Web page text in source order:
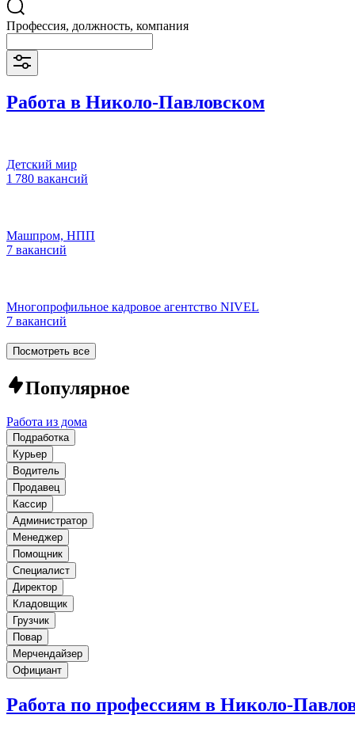
Профессия, должность, компания
Работа в Николо-Павловском
Детский мир
1 780 вакансий
Машпром, НПП
7 вакансий
Многопрофильное кадровое агентство NIVEL
7 вакансий
Посмотреть все
Популярное
Работа из дома
Подработка
Курьер
Водитель
Продавец
Кассир
Администратор
Менеджер
Помощник
Специалист
Директор
Кладовщик
Грузчик
Повар
Мерчендайзер
Официант
Работа по профессиям в Николо-